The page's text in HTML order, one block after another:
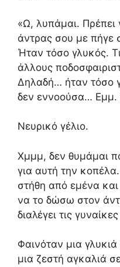
«Ω, λυπάμαι. Πρέπει
άντρας σου με πήγε
Ήταν τόσο γλυκός.
άλλους
Δηλαδή… ήταν τόσο
δεν εννοούσα… Εμμ.
Νευρικό γέλιο.
Χμμμ, δεν θυμάμαι
για αυτή την
στήθη από εμένα
να το δώσω στον
διαλέγει τις
Φαινόταν μια
μια ζεστή αγκαλιά